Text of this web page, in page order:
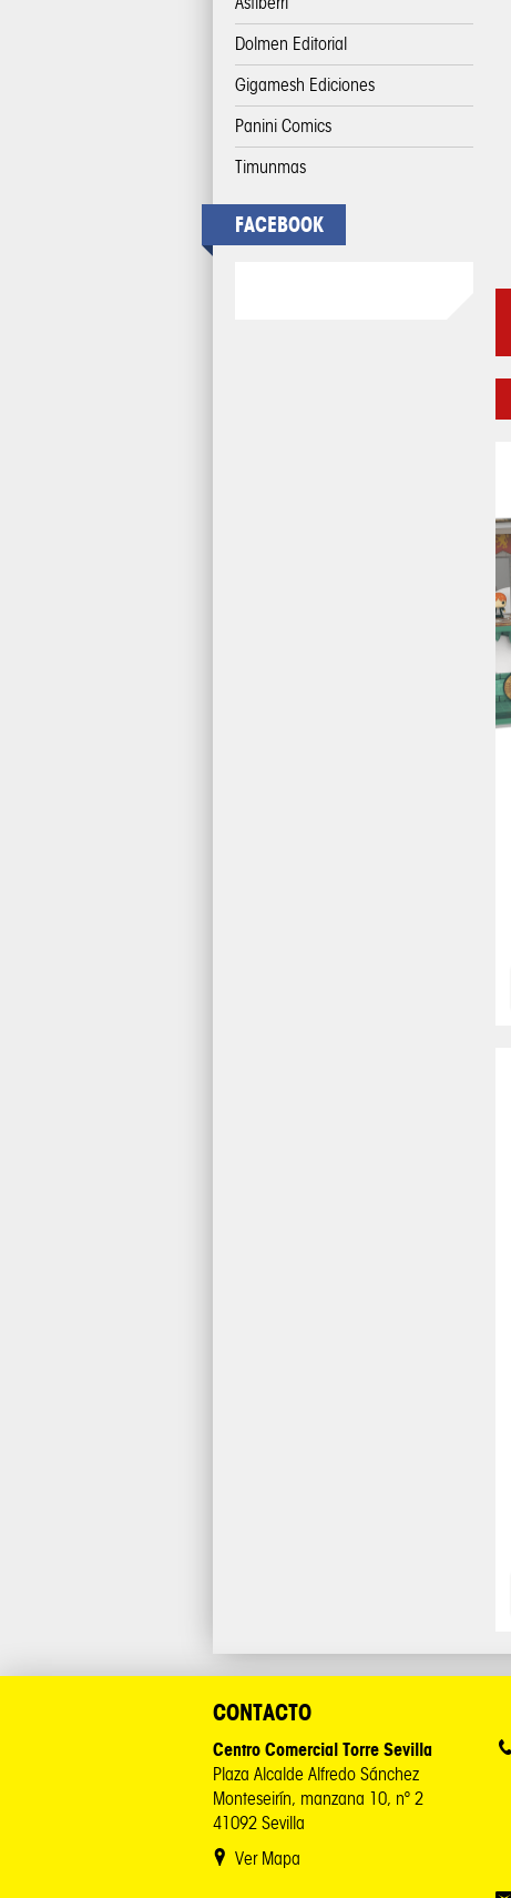
Dolmen Editorial
Gigamesh Ediciones
Panini Comics
Timunmas
FACEBOOK
CONTACTO
Centro Comercial Torre Sevilla
Plaza Alcalde Alfredo Sánchez
Monteseirín, manzana 10, nº 2
41092 Sevilla
Ver Mapa